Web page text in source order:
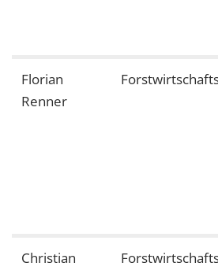
Florian
Renner
Christian